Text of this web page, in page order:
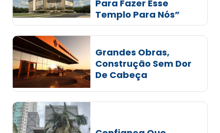
Para Fazer Esse
Templo Para Nós”
Grandes Obras,
Construção Sem Dor
De Cabeça